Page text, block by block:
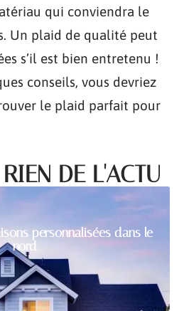
qui conviendra le
Un plaid de qualité peut
s’il est bien entretenu !
conseils, vous devriez
le plaid parfait pour
DE L'ACTU
personnalisées dans le
nord